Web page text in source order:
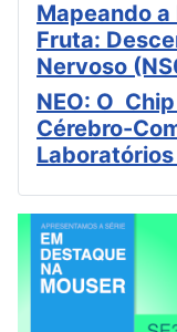
Mapeando
Fruta:
Nervoso
NEO: O
Cérebro-